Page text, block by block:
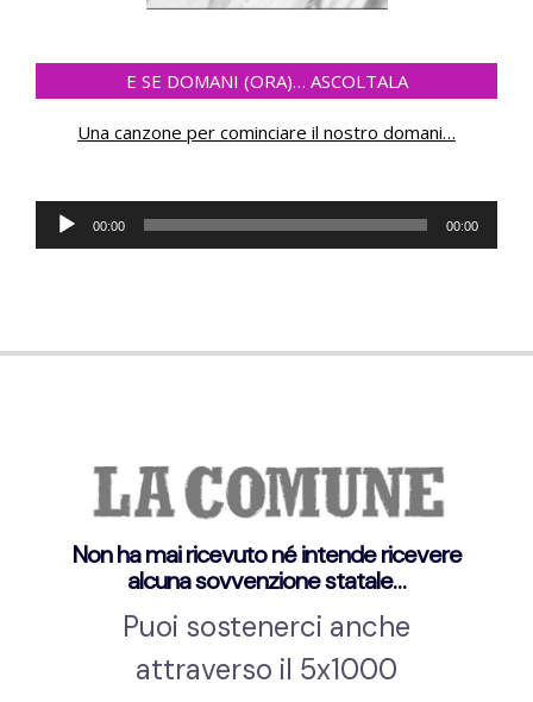
E SE DOMANI (ORA)… ASCOLTALA
Una canzone per cominciare il nostro domani…
Audio
Player
00:00 00:00
Non ha mai ricevuto né intende ricevere
alcuna sovvenzione statale…
Puoi sostenerci anche
attraverso il 5x1000